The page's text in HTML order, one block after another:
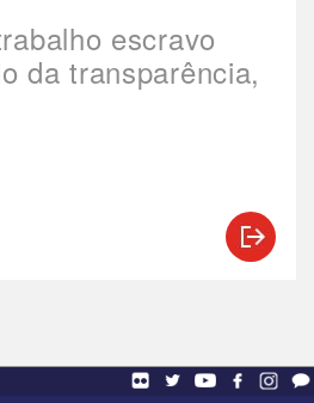
escravo
da transparência,